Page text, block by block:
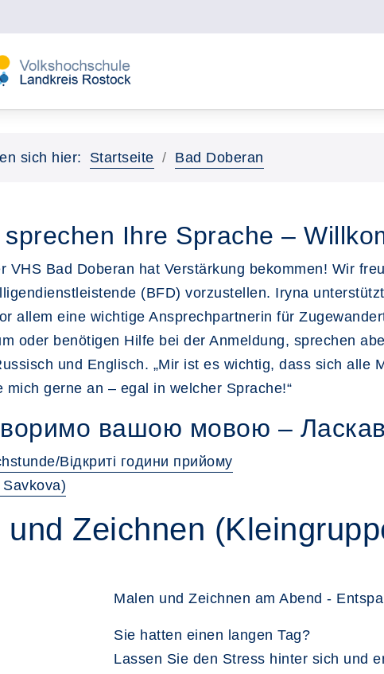
sich hier: Startseite Bad Doberan
Ihre Sprache –
VHS Bad Doberan hat Verstärkung bekommen! Wir
(BFD) vorzustellen. Iryna
allem eine wichtige Ansprechpartnerin für
oder benötigen Hilfe bei der Anmeldung, sprechen
und Englisch. „Mir ist es wichtig, dass sich alle
mich gerne an – egal in welcher Sprache!“
вашою мовою –
Відкриті години прийому
und Zeichnen
Malen und Zeichnen am Abend -
Sie hatten einen langen Tag?
Lassen Sie den Stress hinter sich und